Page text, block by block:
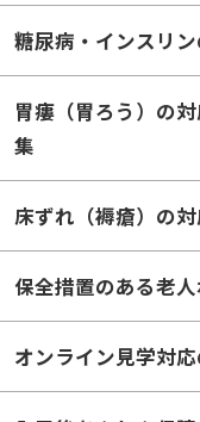
胃瘻（胃ろう）の
集
床ずれ（褥瘡）の対
保全措置のある老
オンライン見学対
入居後あんしん保障